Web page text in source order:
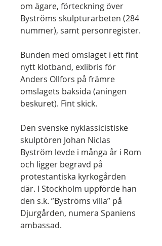
om ägare, förteckning över
Byströms skulpturarbeten (284
nummer), samt personregister.
Bunden med omslaget i ett fint
nytt klotband, exlibris för
Anders Ollfors på främre
omslagets baksida (aningen
beskuret). Fint skick.
Den svenske nyklassicistiske
skulptören Johan Niclas
Byström levde i många år i Rom
och ligger begravd på
protestantiska kyrkogården
där. I Stockholm uppförde han
den s.k. ”Byströms villa” på
Djurgården, numera Spaniens
ambassad.